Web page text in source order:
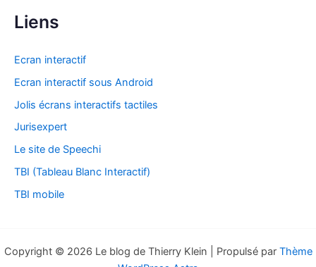
c
i
v
Liens
Ecran interactif
Ecran interactif sous Android
Jolis écrans interactifs tactiles
Jurisexpert
Le site de Speechi
TBI (Tableau Blanc Interactif)
TBI mobile
Copyright © 2026 Le blog de Thierry Klein | Propulsé par Thème